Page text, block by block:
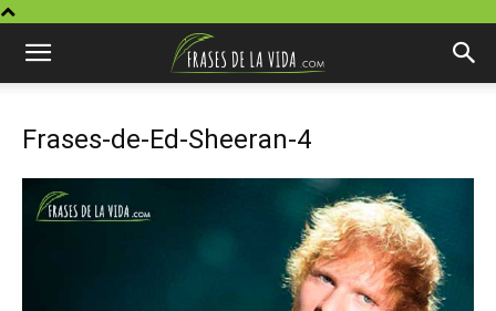
Frases-de-Ed-Sheeran-4